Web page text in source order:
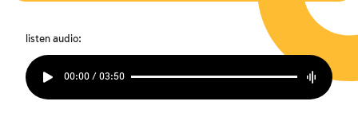
listen audio:
00:00 / 03:50